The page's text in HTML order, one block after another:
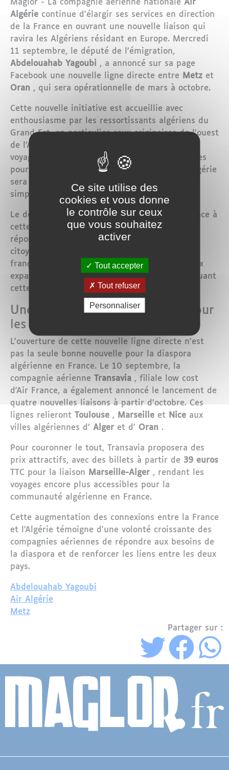
Maglor - La compagnie aérienne nationale Air
Algérie continue d'élargir ses services en direction
de la France en ouvrant une nouvelle liaison qui
ravira les Algériens résidant en Europe. Mercredi
11 septembre, le député de l'émigration,
Abdelouahab Yagoubi , a annoncé sur sa page
Facebook une nouvelle ligne directe entre Metz et
Oran , qui sera opérationnelle de mars à octobre.
Cette nouvelle initiative est accueillie avec
enthousiasme par les ressortissants algériens du
Grand Est, en particulier ceux originaires de l'ouest
de l'Algérie. Grâce à cette nouvelle ligne, ces
voyageurs n'auront plus à faire de longs voyages
pour rejoindre l'aéroport. Leur voyage vers l'Algérie
sera désormais plus direct et pratique, ce qui
simplifiera grandement leurs déplacements.
Le député Yagoubi a exprimé sa satisfaction face à
cette avancée, en soulignant que ce vol direct
répond à une forte demande de la part des
citoyens algériens résidant dans cette région
française. Sur les réseaux sociaux, de nombreux
expatriés ont exprimé leur reconnaissance, saluant
cette qui facilitea leurs voyages.
Une deuxième bonne nouvelle pour
les Algériens en France
L'ouverture de cette nouvelle ligne directe n'est
pas la seule bonne nouvelle pour la diaspora
algérienne en France. Le 10 septembre, la
compagnie aérienne Transavia , filiale low cost
d'Air France, a également annoncé le lancement de
quatre nouvelles liaisons à partir d'octobre. Ces
lignes relieront Toulouse , Marseille et Nice aux
villes algériennes d' Alger et d' Oran .
Pour couronner le tout, Transavia proposera des
prix attractifs, avec des billets à partir de 39 euros
TTC pour la liaison Marseille-Alger , rendant les
voyages encore plus accessibles pour la
communauté algérienne en France.
Cette augmentation des connexions entre la France
et l'Algérie témoigne d'une volonté croissante des
compagnies aériennes de répondre aux besoins de
la diaspora et de renforcer les liens entre les deux
pays.
Abdelouahab Yagoubi
Air Algérie
Metz
Partager sur :
Ce site utilise des
cookies et vous donne
le contrôle sur ceux
que vous souhaitez
activer
Tout accepter
Tout refuser
Personnaliser